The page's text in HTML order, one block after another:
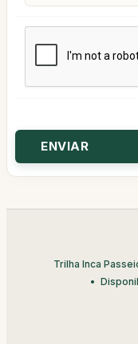
Trilha Inca